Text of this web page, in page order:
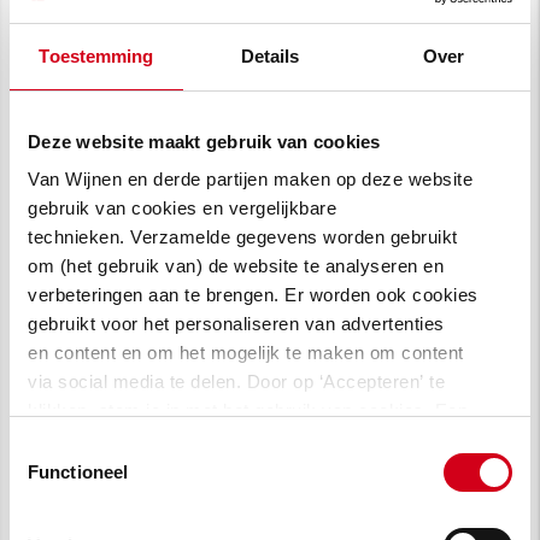
Toestemming Details Over
Deze website maakt gebruik van cookies
Van Wijnen en derde partijen maken op deze website
gebruik van cookies en vergelijkbare
technieken. Verzamelde gegevens worden gebruikt
om (het gebruik van) de website te analyseren en
verbeteringen aan te brengen. Er worden ook cookies
gebruikt voor het personaliseren van advertenties
en content en om het mogelijk te maken om content
via social media te delen. Door op ‘Accepteren’ te
vragen lees je in
Functioneel
en gemeenschapszin. Door stoere bakstenen
groene tuinen, ontstaat een unieke
leefomgeving die zowel het verleden als de
toekomst van de wijk Linie laat zien.